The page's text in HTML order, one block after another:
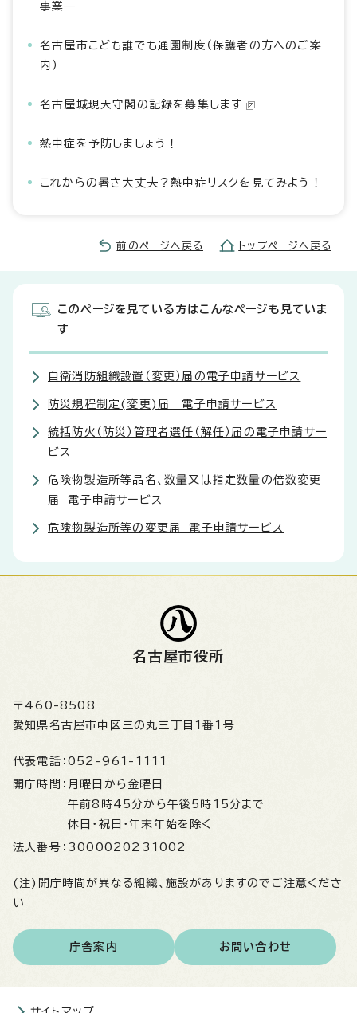
事業―
名古屋市こども誰でも通園制度（保護者の方へのご案
内）
名古屋城現天守閣の記録を募集します
熱中症を予防しましょう！
これからの暑さ大丈夫？熱中症リスクを見てみよう！
前のページへ戻る トップページへ戻る
このページを見ている方はこんなページも見ていま
す
自衛消防組織設置（変更）届の電子申請サービス
防災規程制定(変更)届 電子申請サービス
統括防火（防災）管理者選任（解任）届の電子申請サー
ビス
危険物製造所等品名、数量又は指定数量の倍数変更
届 電子申請サービス
危険物製造所等の変更届 電子申請サービス
名古屋市役所
〒460-8508
愛知県名古屋市中区三の丸三丁目1番1号
代表電話： 052-961-1111
開庁時間： 月曜日から金曜日
午前8時45分から午後5時15分まで
休日・祝日・年末年始を除く
法人番号： 3000020231002
(注)開庁時間が異なる組織、施設がありますのでご注意くださ
い
庁舎案内 お問い合わせ